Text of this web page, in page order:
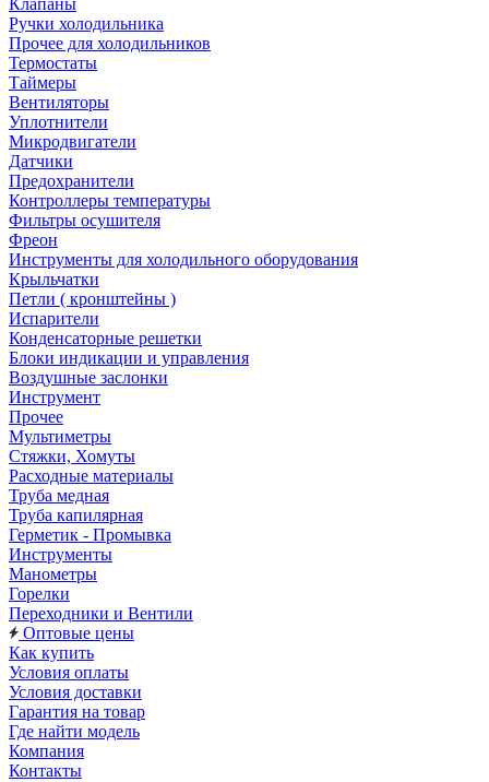
Клапаны
Ручки холодильника
Прочее для холодильников
Термостаты
Таймеры
Вентиляторы
Уплотнители
Микродвигатели
Датчики
Предохранители
Контроллеры температуры
Фильтры осушителя
Фреон
Инструменты для холодильного оборудования
Крыльчатки
Петли ( кронштейны )
Испарители
Конденсаторные решетки
Блоки индикации и управления
Воздушные заслонки
Инструмент
Прочее
Мультиметры
Стяжки, Хомуты
Расходные материалы
Труба медная
Труба капилярная
Герметик - Промывка
Инструменты
Манометры
Горелки
Переходники и Вентили
Оптовые цены
Как купить
Условия оплаты
Условия доставки
Гарантия на товар
Где найти модель
Компания
Контакты